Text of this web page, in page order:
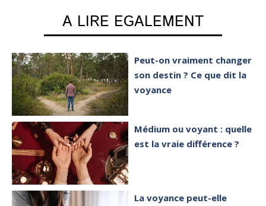
A LIRE EGALEMENT
Peut-on vraiment changer
son destin ? Ce que dit la
voyance
Médium ou voyant : quelle
est la vraie différence ?
La voyance peut-elle